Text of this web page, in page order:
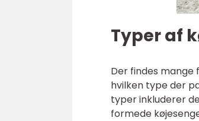
Typer af
Der findes
hvilken type der
typer inkluderer
formede